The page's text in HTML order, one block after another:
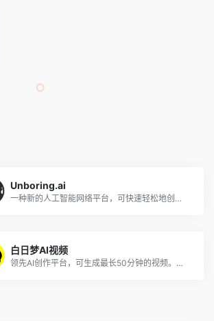
Unboring.ai
一种新的人工智能网络平台，可快速轻松地创建内容
白日梦AI视频
领先AI创作平台，可生成最长50分钟的视频。人物一致性强，支持最新的Nano Banana。